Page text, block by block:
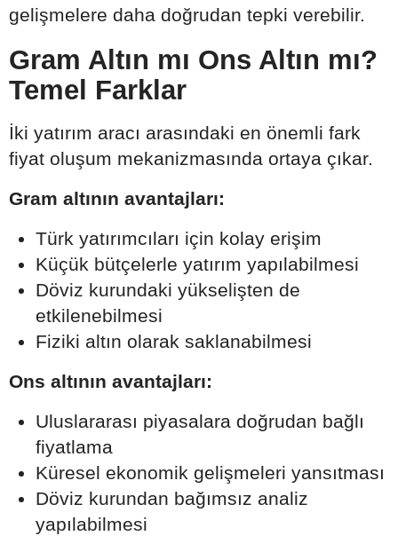
gelişmelere daha doğrudan tepki verebilir.
Gram Altın mı Ons Altın mı?
Temel Farklar
İki yatırım aracı arasındaki en önemli fark
fiyat oluşum mekanizmasında ortaya çıkar.
Gram altının avantajları:
Türk yatırımcıları için kolay erişim
Küçük bütçelerle yatırım yapılabilmesi
Döviz kurundaki yükselişten de
etkilenebilmesi
Fiziki altın olarak saklanabilmesi
Ons altının avantajları:
Uluslararası piyasalara doğrudan bağlı
fiyatlama
Küresel ekonomik gelişmeleri yansıtması
Döviz kurundan bağımsız analiz
yapılabilmesi